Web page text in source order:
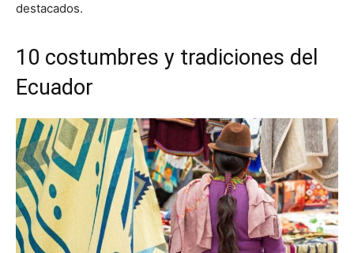
destacados.
10 costumbres y tradiciones del
Ecuador